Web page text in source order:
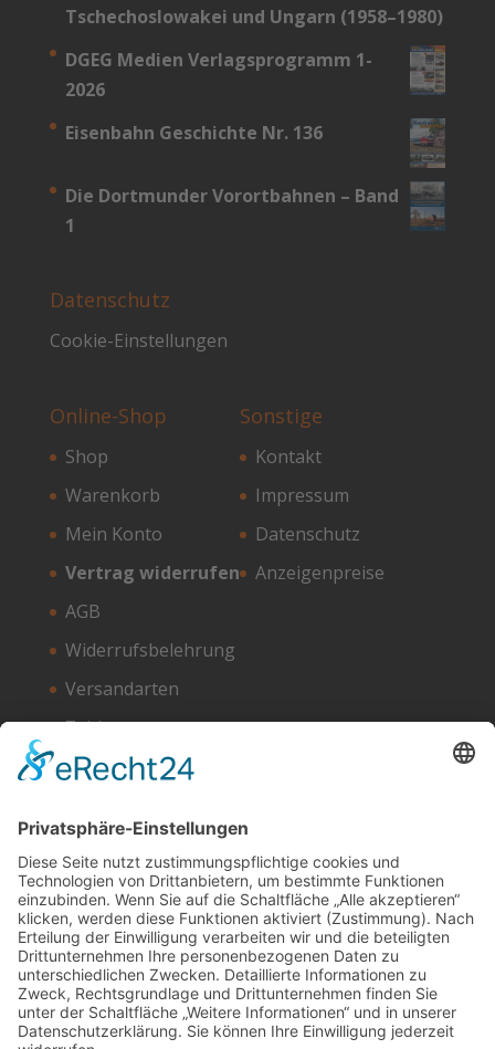
Tschechoslowakei und Ungarn (1958–1980)
DGEG Medien Verlagsprogramm 1-
2026
Eisenbahn Geschichte Nr. 136
Die Dortmunder Vorortbahnen – Band
1
Datenschutz
Cookie-Einstellungen
Online-Shop
Shop
Warenkorb
Mein Konto
Vertrag widerrufen
AGB
Widerrufsbelehrung
Versandarten
Zahlungsarten
Sonstige
Kontakt
Impressum
Datenschutz
Anzeigenpreise